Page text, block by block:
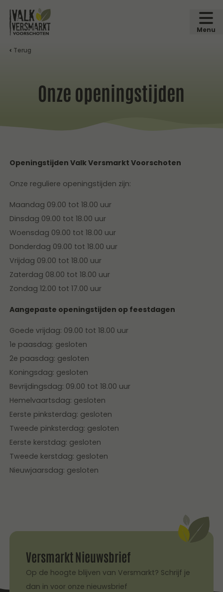
Menu
Terug
Onze openingstijden
Openingstijden Valk Versmarkt Voorschoten
Onze reguliere openingstijden zijn:
Maandag 09.00 tot 18.00 uur
Dinsdag 09.00 tot 18.00 uur
Woensdag 09.00 tot 18.00 uur
Donderdag 09.00 tot 18.00 uur
Vrijdag 09.00 tot 18.00 uur
Zaterdag 08.00 tot 18.00 uur
Zondag 12.00 tot 17.00 uur
Aangepaste openingstijden op feestdagen
Goede vrijdag: 09.00 tot 18.00 uur
1e paasdag: gesloten
2e paasdag: gesloten
Koningsdag: gesloten
Bevrijdingsdag: 09.00 tot 18.00 uur
Hemelvaartsdag: gesloten
Eerste pinksterdag: gesloten
Tweede pinksterdag: gesloten
Eerste kerstdag: gesloten
Tweede kerstdag: gesloten
Nieuwjaarsdag: gesloten
Versmarkt Nieuwsbrief
Op de hoogte blijven van Versmarkt? Schrijf je
dan in voor onze nieuwsbrief